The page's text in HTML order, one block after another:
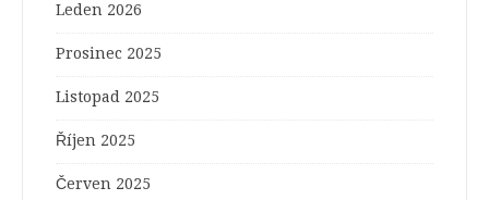
Leden 2026
Prosinec 2025
Listopad 2025
Říjen 2025
Červen 2025